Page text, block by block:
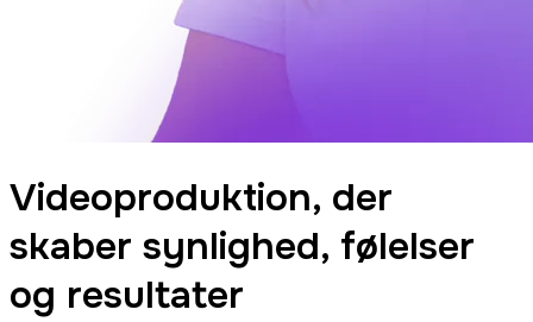
Videoproduktion, der
skaber synlighed, følelser
og resultater